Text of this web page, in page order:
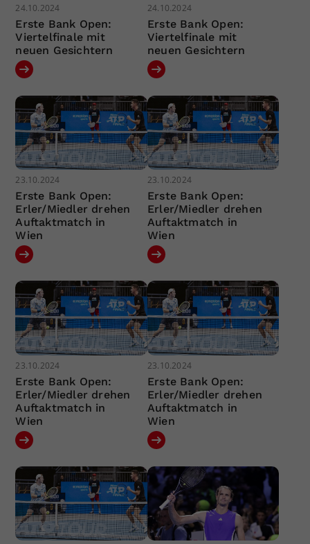
24.10.2024
Erste Bank Open:
Viertelfinale mit
neuen Gesichtern
24.10.2024
Erste Bank Open:
Viertelfinale mit
neuen Gesichtern
23.10.2024
Erste Bank Open:
Erler/Miedler drehen
Auftaktmatch in
Wien
23.10.2024
Erste Bank Open:
Erler/Miedler drehen
Auftaktmatch in
Wien
23.10.2024
Erste Bank Open:
Erler/Miedler drehen
Auftaktmatch in
Wien
23.10.2024
Erste Bank Open:
Erler/Miedler drehen
Auftaktmatch in
Wien